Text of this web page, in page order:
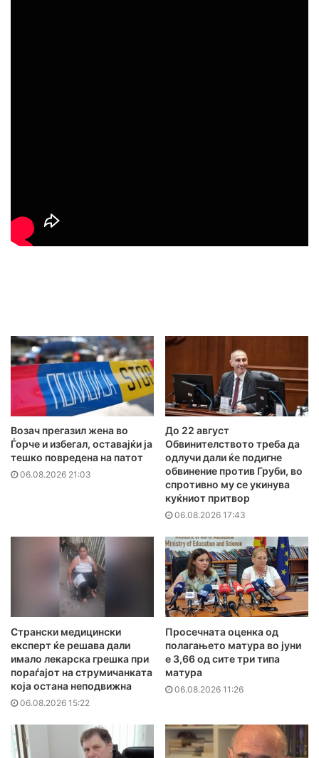
Возач прегазил жена во
Ѓорче и избегал, оставајќи ја
тешко повредена на патот
06.08.2026 21:03
До 22 август
Обвинителството треба да
одлучи дали ќе подигне
обвинение против Груби, во
спротивно му се укинува
куќниот притвор
06.08.2026 17:43
Странски медицински
експерт ќе решава дали
имало лекарска грешка при
пораѓајот на струмичанката
која остана неподвижна
06.08.2026 15:22
Просечната оценка од
полагањето матура во јуни
е 3,66 од сите три типа
матура
06.08.2026 11:26